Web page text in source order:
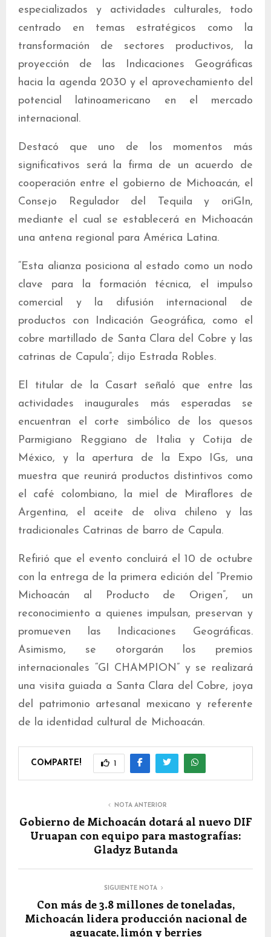
especializados y actividades culturales, todo
centrado en temas estratégicos como la
transformación de sectores productivos, la
proyección de las Indicaciones Geográficas
hacia la agenda 2030 y el aprovechamiento del
potencial latinoamericano en el mercado
internacional.
Destacó que uno de los momentos más
significativos será la firma de un acuerdo de
cooperación entre el gobierno de Michoacán, el
Consejo Regulador del Tequila y oriGIn,
mediante el cual se establecerá en Michoacán
una antena regional para América Latina.
“Esta alianza posiciona al estado como un nodo
clave para la formación técnica, el impulso
comercial y la difusión internacional de
productos con Indicación Geográfica, como el
cobre martillado de Santa Clara del Cobre y las
catrinas de Capula”; dijo Estrada Robles.
El titular de la Casart señaló que entre las
actividades inaugurales más esperadas se
encuentran el corte simbólico de los quesos
Parmigiano Reggiano de Italia y Cotija de
México, y la apertura de la Expo IGs, una
muestra que reunirá productos distintivos como
el café colombiano, la miel de Miraflores de
Argentina, el aceite de oliva chileno y las
tradicionales Catrinas de barro de Capula.
Refirió que el evento concluirá el 10 de octubre
con la entrega de la primera edición del “Premio
Michoacán al Producto de Origen”, un
reconocimiento a quienes impulsan, preservan y
promueven las Indicaciones Geográficas.
Asimismo, se otorgarán los premios
internacionales “GI CHAMPION” y se realizará
una visita guiada a Santa Clara del Cobre, joya
del patrimonio artesanal mexicano y referente
de la identidad cultural de Michoacán.
COMPARTE! 1
NOTA ANTERIOR
Gobierno de Michoacán dotará al nuevo DIF
Uruapan con equipo para mastografías:
Gladyz Butanda
SIGUIENTE NOTA
Con más de 3.8 millones de toneladas,
Michoacán lidera producción nacional de
aguacate, limón y berries